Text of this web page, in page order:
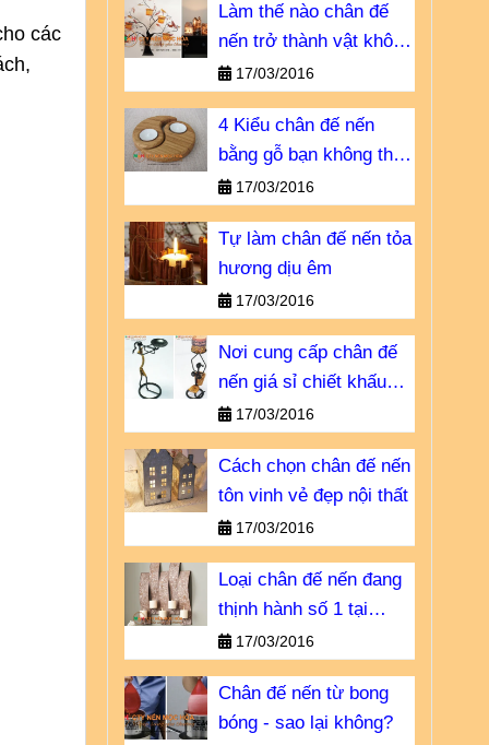
các
Làm thế nào chân đế
nến trở thành vật không
thể thiếu?
17/03/2016
4 Kiểu chân đế nến
bằng gỗ bạn không thể
bỏ qua
17/03/2016
Tự làm chân đế nến tỏa
hương dịu êm
17/03/2016
Nơi cung cấp chân đế
nến giá sỉ chiết khấu
cao17/03/2016
Cách chọn chân đế nến
tôn vinh vẻ đẹp nội thất
17/03/2016
Loại chân đế nến đang
thịnh hành số 1 tại
Châu u
17/03/2016
Chân đế nến từ bong
bóng - sao lại không?